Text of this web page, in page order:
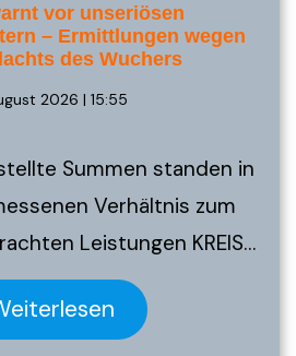
vor unseriösen
– Ermittlungen wegen
des Wuchers
2026 | 15:55
Summen standen in
Verhältnis zum
Leistungen KREIS…